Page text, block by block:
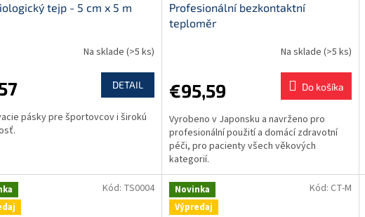
tejp - 5 cm x 5 m
Na sklade (>5 ks)
DETAIL
pásky pre športovcov i širokú
Profesionální bezkontaktní
teploměr
Na sklade (>5 ks)
€95,59 Do košíka
Vyrobeno v Japonsku a navrženo pro
profesionální použití a domácí zdravotní
péči, pro pacienty všech věkových
kategorií.
Kód: TS0004
Novinka
Výpredaj
Kód: CT-M